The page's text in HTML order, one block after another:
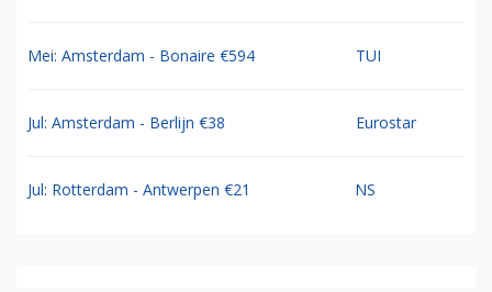
Mei: Amsterdam - Bonaire €594 TUI
Jul: Amsterdam - Berlijn €38 Eurostar
Jul: Rotterdam - Antwerpen €21 NS